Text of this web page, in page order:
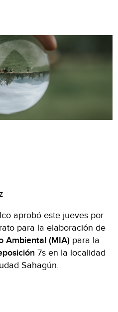
aprobó este jueves por
para la elaboración de
Ambiental (MIA) para la
7s en la localidad
Sahagún.